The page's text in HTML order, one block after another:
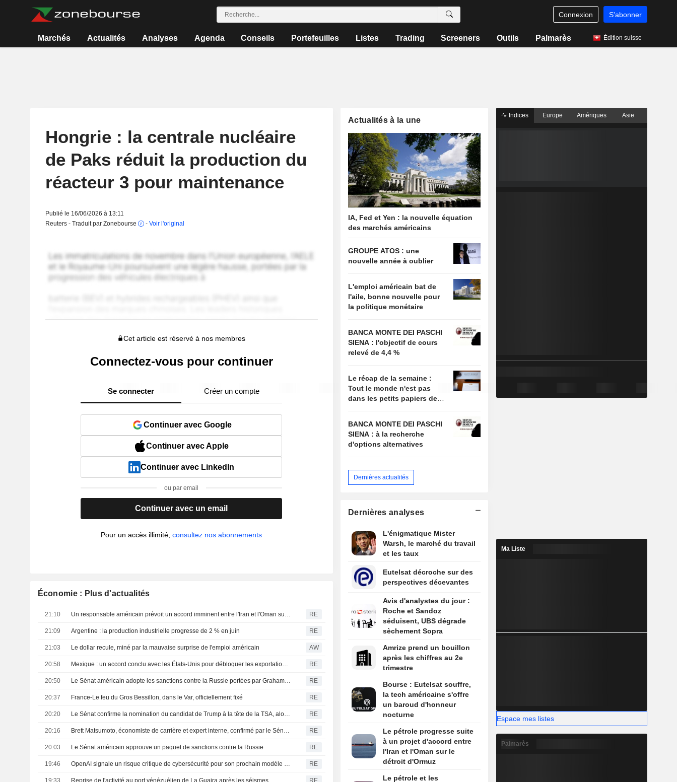
Connexion S'abonner
Marchés Actualités Analyses Agenda Conseils Portefeuilles Listes Trading Screeners Outils Palmarès Édition suisse
Hongrie : la centrale nucléaire
de Paks réduit la production du
réacteur 3 pour maintenance
Publié le 16/06/2026 à 13:11
Reuters - Traduit par Zonebourse
- Voir l'original
Cet article est réservé à nos membres
Connectez-vous pour continuer
Se connecter Créer un compte
Continuer avec Google
Continuer avec Apple
Continuer avec LinkedIn
ou par email
Continuer avec un email
Pour un accès illimité,consultez nos abonnements
Économie : Plus d'actualités
21:10 Un responsable américain prévoit un accord imminent entre l'Iran et l'Oman sur le détroit d'Ormuz RE
21:09 Argentine : la production industrielle progresse de 2 % en juin RE
21:03 Le dollar recule, miné par la mauvaise surprise de l'emploi américain AW
20:58 Mexique : un accord conclu avec les États-Unis pour débloquer les exportations d'avocats RE
20:50 Le Sénat américain adopte les sanctions contre la Russie portées par Graham ; la Chambre des représentants est la prochaine étape RE
20:37 France-Le feu du Gros Bessillon, dans le Var, officiellement fixé RE
20:20 Le Sénat confirme la nomination du candidat de Trump à la tête de la TSA, alors que l'administration prône la privatisation de la sécurité aéroportuaire RE
20:16 Brett Matsumoto, économiste de carrière et expert interne, confirmé par le Sénat à la tête du BLS RE
20:03 Le Sénat américain approuve un paquet de sanctions contre la Russie RE
19:46 OpenAI signale un risque critique de cybersécurité pour son prochain modèle et renforce ses contrôles RE
19:33 Reprise de l'activité au port vénézuélien de La Guaira après les séismes RE
Actualités à la une
IA, Fed et Yen : la nouvelle équation
des marchés américains
GROUPE ATOS : une
nouvelle année à oublier
L'emploi américain bat de
l'aile, bonne nouvelle pour
la politique monétaire
BANCA MONTE DEI PASCHI
SIENA : l'objectif de cours
relevé de 4,4 %
Le récap de la semaine :
Tout le monde n'est pas
dans les petits papiers de
BANCA MONTE DEI PASCHI
SIENA : à la recherche
d'options alternatives
Dernières actualités
Dernières analyses
L'énigmatique Mister
Warsh, le marché du travail
et les taux
Eutelsat décroche sur des
perspectives décevantes
Avis d'analystes du jour :
Roche et Sandoz
séduisent, UBS dégrade
sèchement Sopra
Amrize prend un bouillon
après les chiffres au 2e
trimestre
Bourse : Eutelsat souffre,
la tech américaine s'offre
un baroud d'honneur
nocturne
Le pétrole progresse suite
à un projet d'accord entre
l'Iran et l'Oman sur le
détroit d'Ormuz
Le pétrole et les
Indices Europe Amériques Asie
Ma Liste
Espace mes listes
Palmarès